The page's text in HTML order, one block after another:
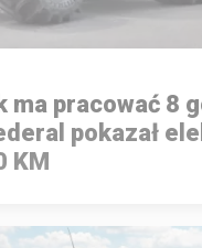
ma pracować 8
pokazał
KM